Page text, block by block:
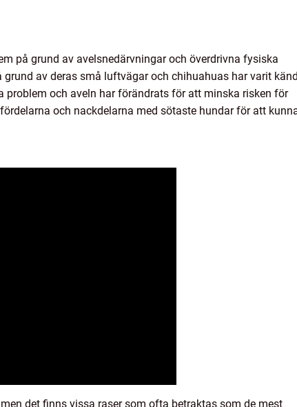
på grund av avelsnedärvningar och överdrivna fysiska
av deras små luftvägar och chihuahuas har varit
problem och aveln har förändrats för att minska risken för
och nackdelarna med sötaste hundar för att
det finns vissa raser som ofta betraktas som de mest